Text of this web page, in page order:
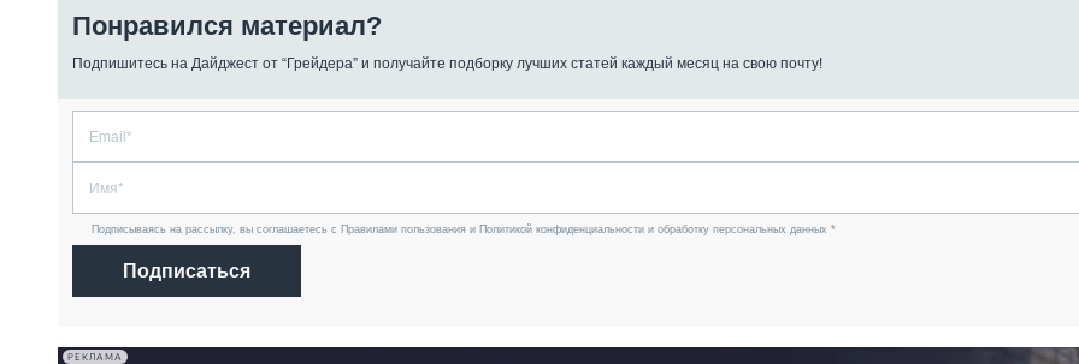
Понравился материал?
Подпишитесь на Дайджест от “Грейдера” и получайте подборку лучших статей каждый месяц на свою почту!
Подписываясь на рассылку, вы соглашаетесь с Правилами пользования и Политикой конфиденциальности и обработку персональных данных *
Подписаться
РЕКЛАМА